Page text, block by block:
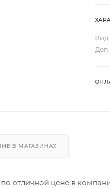
Вид
В МАГАЗИНАХ
по отличной цене в